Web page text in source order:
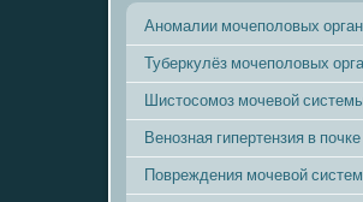
Аномалии мочеполовых
Туберкулёз мочеполовых
Шистосомоз мочевой
Венозная гипертензия в почке
Повреждения мочевой